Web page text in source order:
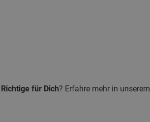
für Dich? Erfahre mehr in unserem